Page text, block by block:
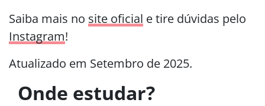
Saiba mais no site oficial e tire dúvidas pelo
Instagram!
Atualizado em Setembro de 2025.
Onde estudar?